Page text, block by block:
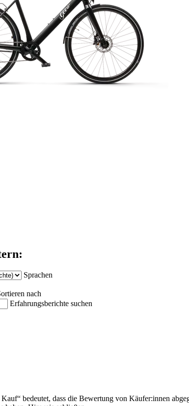
Sprachen
nach
Erfahrungsberichte suchen
bedeutet, dass die Bewertung von Käufer:innen